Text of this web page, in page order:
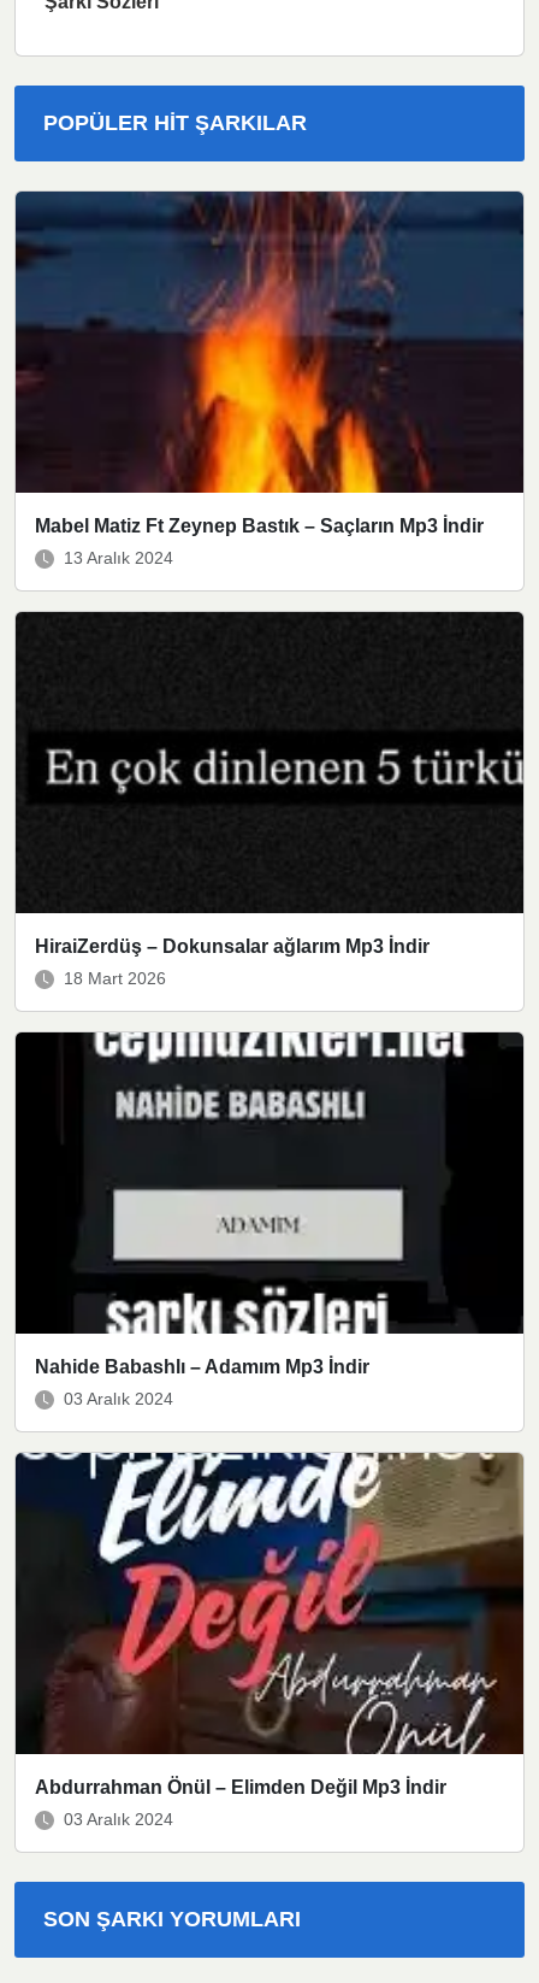
POPÜLER HIT ŞARKILAR
Mabel Matiz Ft Zeynep Bastık – Saçların Mp3 İndir
13 Aralık 2024
HiraiZerdüş – Dokunsalar ağlarım Mp3 İndir
18 Mart 2026
Nahide Babashlı – Adamım Mp3 İndir
03 Aralık 2024
Abdurrahman Önül – Elimden Değil Mp3 İndir
03 Aralık 2024
SON ŞARKI YORUMLARI